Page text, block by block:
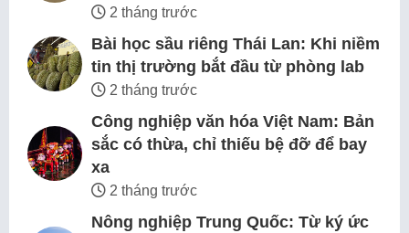
2 tháng trước
Bài học sầu riêng Thái Lan: Khi niềm
tin thị trường bắt đầu từ phòng lab
2 tháng trước
Công nghiệp văn hóa Việt Nam: Bản
sắc có thừa, chỉ thiếu bệ đỡ để bay
xa
2 tháng trước
Nông nghiệp Trung Quốc: Từ ký ức